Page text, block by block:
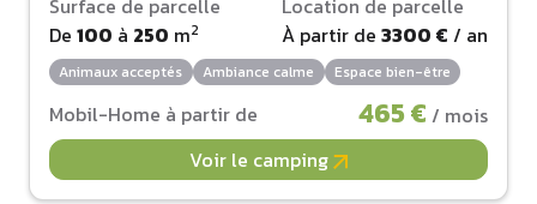
Surface de parcelle
De 100 à 250 m2
Location de parcelle
À partir de 3300 € / an
Animaux acceptés Ambiance calme Espace bien-être
Mobil-Home à partir de 465 € / mois
Voir le camping